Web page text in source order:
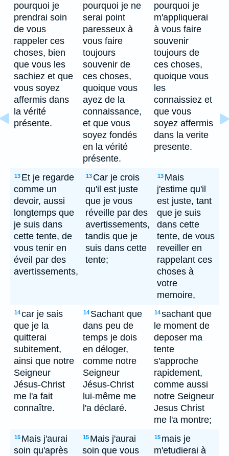
pourquoi je
prendrai soin
de vous
rappeler ces
choses, bien
que vous les
sachiez et que
vous soyez
affermis dans
la vérité
présente.
pourquoi je ne
serai point
paresseux à
vous faire
toujours
souvenir de
ces choses,
quoique vous
ayez de la
connaissance,
et que vous
soyez fondés
en la vérité
présente.
pourquoi je
m'appliquerai
à vous faire
souvenir
toujours de
ces choses,
quoique vous
les
connaissiez et
que vous
soyez affermis
dans la verite
presente.
13 Et je regarde
comme un
devoir, aussi
longtemps que
je suis dans
cette tente, de
vous tenir en
éveil par des
avertissements,
13 Car je crois
qu'il est juste
que je vous
réveille par des
avertissements,
tandis que je
suis dans cette
tente;
13 Mais
j'estime qu'il
est juste, tant
que je suis
dans cette
tente, de vous
reveiller en
rappelant ces
choses à
votre
memoire,
14car je sais
que je la
quitterai
subitement,
ainsi que notre
Seigneur
Jésus-Christ
me l'a fait
connaître.
14 Sachant que
dans peu de
temps je dois
en déloger,
comme notre
Seigneur
Jésus-Christ
lui-même me
l'a déclaré.
14sachant que
le moment de
deposer ma
tente
s'approche
rapidement,
comme aussi
notre Seigneur
Jesus Christ
me l'a montre;
15 Mais j'aurai
soin qu'après
15 Mais j'aurai
soin que vous
15 mais je
m'etudierai à